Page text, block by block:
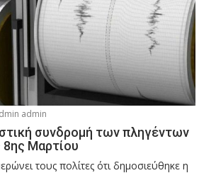
admin
συνδρομή των πληγέντων
8ης Μαρτίου
τους πολίτες ότι δημοσιεύθηκε η